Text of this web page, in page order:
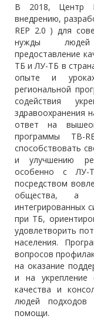
В 2018, Центр
внедрению,
REP 2.0 ) для
нужды людей
предоставление
ТБ и ЛУ-ТБ в
опыте и
региональной
содействия
здравоохранения
ответ на
программы
способствовать
и улучшению
особенно с ЛУ-
посредством
общества, а
интегрированных
при ТБ,
удовлетворить
населения.
вопросов
на оказание
и на укрепление
качества и
людей подходов
помощи.